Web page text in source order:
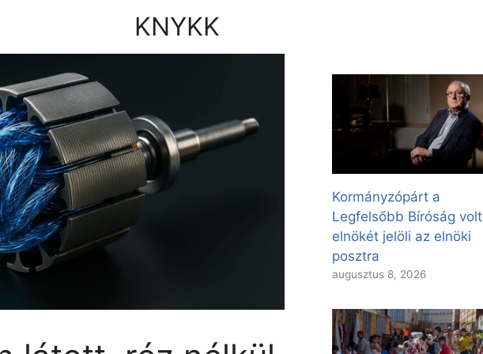
KNYKK
Kormányzópárt a
Legfelsőbb Bíróság volt
elnökét jelöli az elnöki
posztra
augusztus 8, 2026